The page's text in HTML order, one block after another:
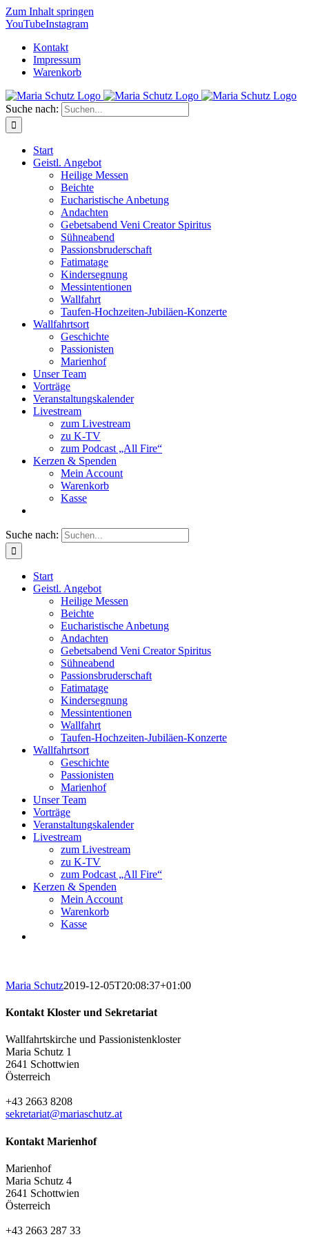
Zum Inhalt springen
YouTubeInstagram
Kontakt
Impressum
Warenkorb
Suche nach:
Start
Geistl. Angebot
Heilige Messen
Beichte
Eucharistische Anbetung
Andachten
Gebetsabend Veni Creator Spiritus
Sühneabend
Passionsbruderschaft
Fatimatage
Kindersegnung
Messintentionen
Wallfahrt
Taufen-Hochzeiten-Jubiläen-Konzerte
Wallfahrtsort
Geschichte
Passionisten
Marienhof
Unser Team
Vorträge
Veranstaltungskalender
Livestream
zum Livestream
zu K-TV
zum Podcast „All Fire“
Kerzen & Spenden
Mein Account
Warenkorb
Kasse
Suche nach:
Start
Geistl. Angebot
Heilige Messen
Beichte
Eucharistische Anbetung
Andachten
Gebetsabend Veni Creator Spiritus
Sühneabend
Passionsbruderschaft
Fatimatage
Kindersegnung
Messintentionen
Wallfahrt
Taufen-Hochzeiten-Jubiläen-Konzerte
Wallfahrtsort
Geschichte
Passionisten
Marienhof
Unser Team
Vorträge
Veranstaltungskalender
Livestream
zum Livestream
zu K-TV
zum Podcast „All Fire“
Kerzen & Spenden
Mein Account
Warenkorb
Kasse
Maria Schutz2019-12-05T20:08:37+01:00
Kontakt Kloster und Sekretariat
Wallfahrtskirche und Passionistenkloster
Maria Schutz 1
2641 Schottwien
Österreich
+43 2663 8208
sekretariat@mariaschutz.at
Kontakt Marienhof
Marienhof
Maria Schutz 4
2641 Schottwien
Österreich
+43 2663 287 33